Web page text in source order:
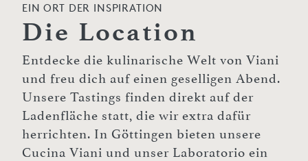
EIN ORT DER INSPIRATION
Die Location
Entdecke die kulinarische Welt von Viani
und freu dich auf einen geselligen Abend.
Unsere Tastings finden direkt auf der
Ladenfläche statt, die wir extra dafür
herrichten. In Göttingen bieten unsere
Cucina Viani und unser Laboratorio ein